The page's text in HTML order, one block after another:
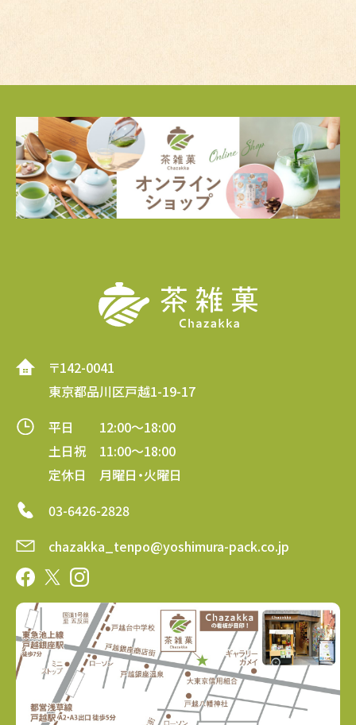
〒142-0041
東京都品川区戸越1-19-17
平日 12:00～18:00
土日祝 11:00～18:00
定休日 月曜日・火曜日
03-6426-2828
chazakka_tenpo@yoshimura-pack.co.jp